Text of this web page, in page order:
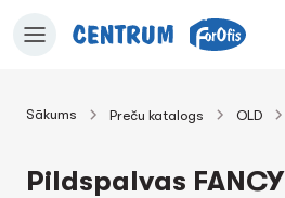
Sākums Preču katalogs OLD
Pildspalvas FANCY